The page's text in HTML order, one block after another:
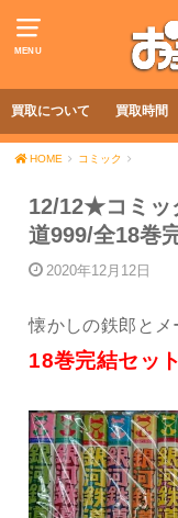
MENU
買取について 買取時間
HOME コミック
12/12★コミッ
道999/全18巻
2020年12月12日
懐かしの鉄郎とメ
18巻完結セット